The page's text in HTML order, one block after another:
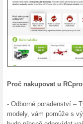
Chcete